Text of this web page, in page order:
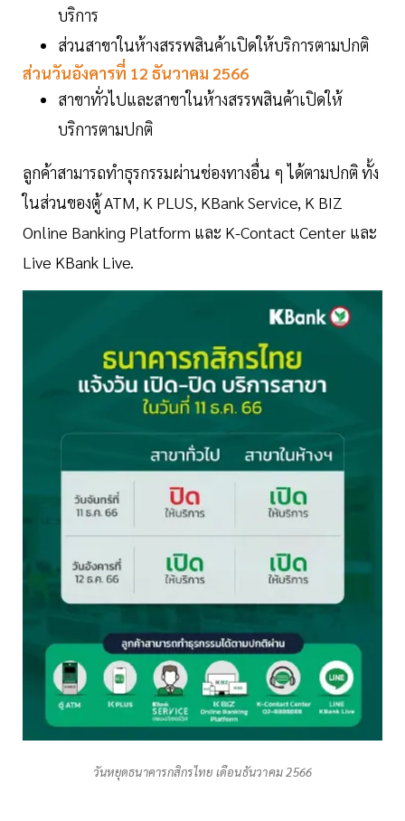
บริการ
ส่วนสาขาในห้างสรรพสินค้าเปิดให้บริการตามปกติ
ส่วนวันอังคารที่ 12 ธันวาคม 2566
สาขาทั่วไปและสาขาในห้างสรรพสินค้าเปิดให้
บริการตามปกติ
ลูกค้าสามารถทำธุรกรรมผ่านช่องทางอื่น ๆ ได้ตามปกติ ทั้ง
ในส่วนของตู้ ATM, K PLUS, KBank Service, K BIZ
Online Banking Platform และ K-Contact Center และ
Live KBank Live.
วันหยุดธนาคารกสิกรไทย เดือนธันวาคม 2566